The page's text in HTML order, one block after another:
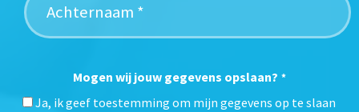
Mogen wij jouw gegevens opslaan? *
Ja, ik geef toestemming om mijn gegevens op te slaan